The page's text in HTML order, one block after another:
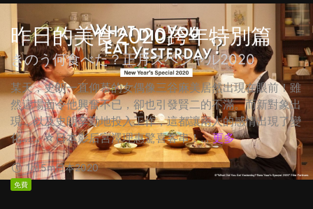
昨日的美食2020跨年特別篇
きのう何食べた？正月スペシャル2020
某天，史朗一直仰慕的女偶像三谷麻美居然出現在眼前！雖
然這場面令他興奮不已，卻也引發賢二的不滿。而新對象出
現，以及史朗辛勤地投入工作，這都讓兩人的感情出現了變
化…… ☆日本影后宮澤理惠驚喜客串！... 更多
1h15m日本2020
免費